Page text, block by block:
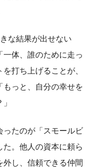
な結果が出せない
体、誰のために走っ
打ち上げることが、
っと、自分の幸せを
ったのが「スモールビ
。他人の資本に頼ら
し、信頼できる仲間